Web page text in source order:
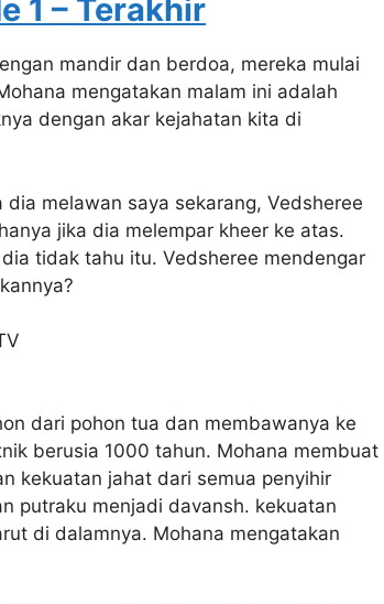
1 – Terakhir
mandir dan berdoa, mereka mulai
mengatakan malam ini adalah
dengan akar kejahatan kita di
melawan saya sekarang, Vedsheree
jika dia melempar kheer ke atas.
tidak tahu itu. Vedsheree mendengar
dari pohon tua dan membawanya ke
berusia 1000 tahun. Mohana membuat
kekuatan jahat dari semua penyihir
putraku menjadi davansh. kekuatan
di dalamnya. Mohana mengatakan